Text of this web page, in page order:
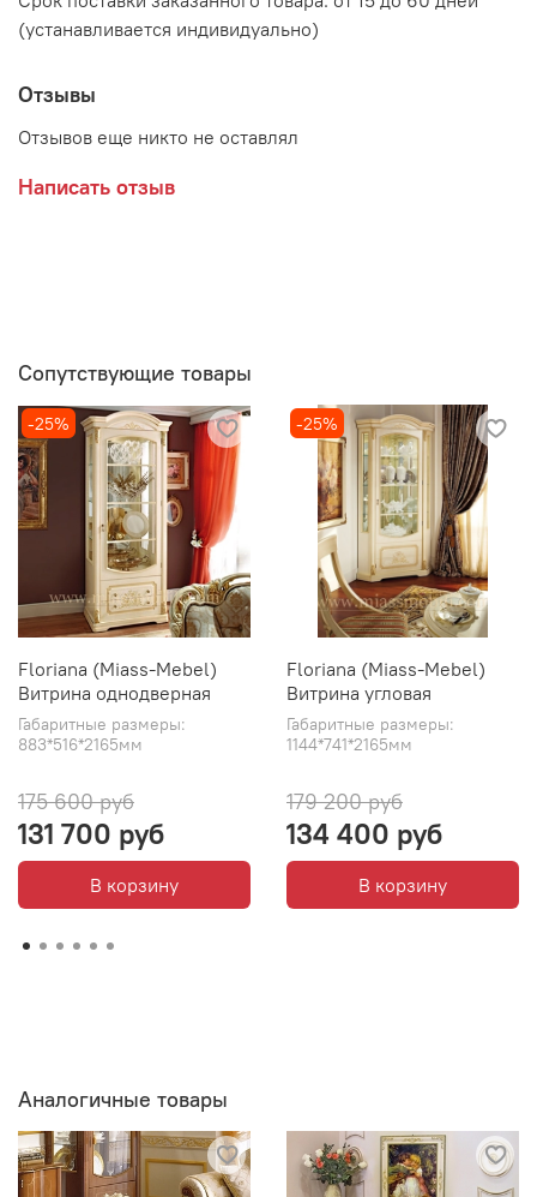
(устанавливается индивидуально)
Отзывы
Отзывов еще никто не оставлял
Написать отзыв
Сопутствующие товары
-25%
Floriana (Miass-Mebel)
Витрина однодверная
Габаритные размеры:
883*516*2165мм
175 600 руб
131 700 руб
В корзину
-25%
Floriana (Miass-Mebel)
Витрина угловая
Габаритные размеры:
1144*741*2165мм
179 200 руб
134 400 руб
В корзину
Аналогичные товары